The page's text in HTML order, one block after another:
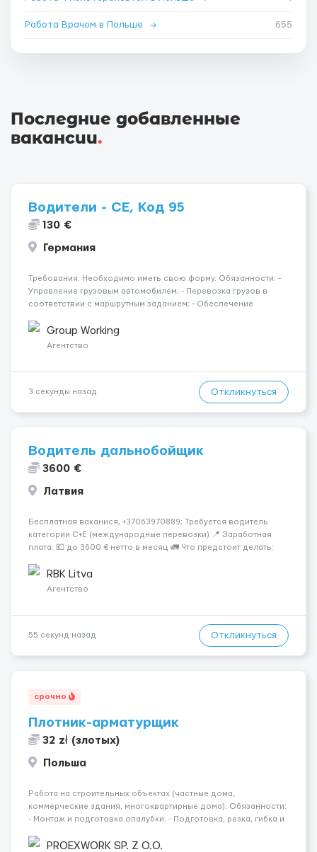
Работа Врачом в Польше → 655
Последние добавленные
вакансии.
Водители - СЕ, Код 95
130 €
Германия
Требования: Необходимо иметь свою форму. Обязанности: -
Управление грузовым автомобилем; - Перевозка грузов в
соответствии с маршрутным заданием; - Обеспечение
Контроль правильности погрузки, размещения и крепления
груза; - Соб...
Group Working
Агентство
3 секунды назад Откликнуться
Водитель дальнобойщик
3600 €
Латвия
Бесплатная ваканися, +37063970889; Требуется водитель
категории C+E (международные перевозки) 📍 Заработная
плата: 💶 до 3600 € нетто в месяц 🚛 Что предстоит делать:
среднем 400–500 км в день. Погр...
RBK Litva
Агентство
55 секунд назад Откликнуться
срочно
Плотник-арматурщик
32 zł (злотых)
Польша
Работа на строительных объектах (частные дома,
коммерческие здания, многоквартирные дома). Обязанности:
- Монтаж и подготовка опалубки. - Подготовка, резка, гибка и
Связка арматурных стержней. - Заливка бетона. - Демонтаж
PROEXWORK SP. Z O.O.